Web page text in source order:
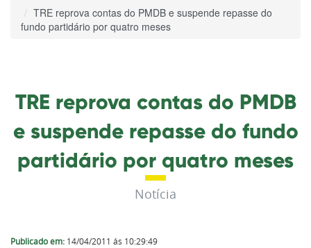
TRE reprova contas do PMDB e suspende repasse do
fundo partidário por quatro meses
TRE reprova contas do PMDB
e suspende repasse do fundo
partidário por quatro meses
Notícia
Publicado em: 14/04/2011 ás 10:29:49